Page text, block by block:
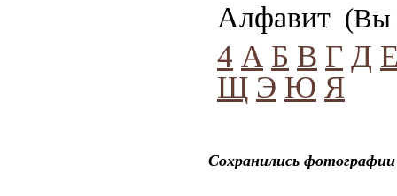
Алфавит (Вы
4 А Б В Г Д
Щ Э Ю Я
Сохранились